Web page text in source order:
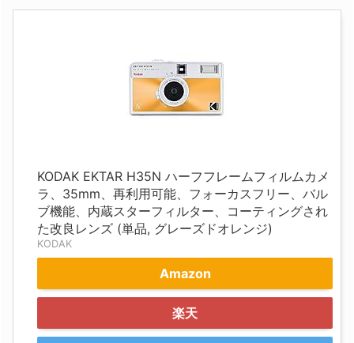
KODAK EKTAR H35N ハーフフレームフィルムカメ
ラ、35mm、再利用可能、フォーカスフリー、バル
ブ機能、内蔵スターフィルター、コーティングされ
た改良レンズ (単品, グレーズドオレンジ)
KODAK
Amazon
楽天